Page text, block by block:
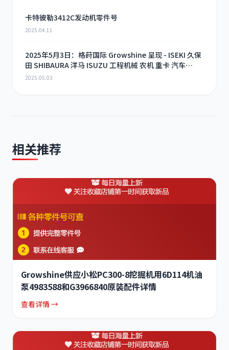
卡特彼勒3412C发动机零件号
2025.04.11
2025年5月3日：格莳国际 Growshine 呈现 - ISEKI 久保
田 SHIBAURA 洋马 ISUZU 工程机械 农机 重卡 汽车
RHF3 涡轮增压器及配件 海量现货供应
2025.05.03
相关推荐
Growshine供应小松PC300-8挖掘机用6D114机油
泵4983588和G3966840原装配件详情
查看详情 →